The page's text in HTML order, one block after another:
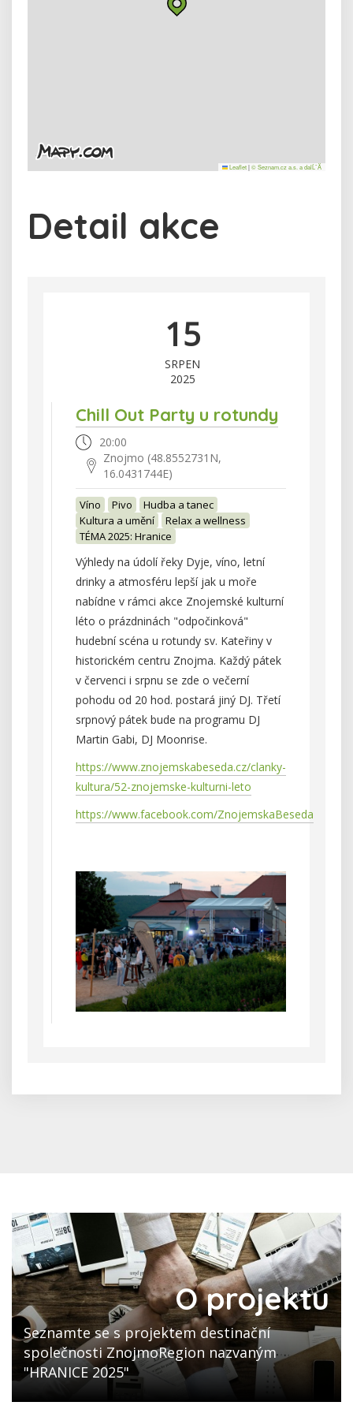
Leaflet|© Seznam.cz a.s. a dalĹˇĂ­
Detail akce
15
SRPEN
2025
Chill Out Party u rotundy
20:00
Znojmo (48.8552731N,
16.0431744E)
Víno Pivo
Hudba a tanec
Kultura a umění
Relax a wellness
TÉMA 2025: Hranice
Výhledy na údolí řeky Dyje, víno, letní
drinky a atmosféru lepší jak u moře
nabídne v rámci akce Znojemské kulturní
léto o prázdninách "odpočinková"
hudební scéna u rotundy sv. Kateřiny v
historickém centru Znojma. Každý pátek
v červenci i srpnu se zde o večerní
pohodu od 20 hod. postará jiný DJ. Třetí
srpnový pátek bude na programu DJ
Martin Gabi, DJ Moonrise.
https://www.znojemskabeseda.cz/clanky-
kultura/52-znojemske-kulturni-leto
https://www.facebook.com/ZnojemskaBeseda
O projektu
Seznamte se s projektem destinační
společnosti ZnojmoRegion nazvaným
"HRANICE 2025"